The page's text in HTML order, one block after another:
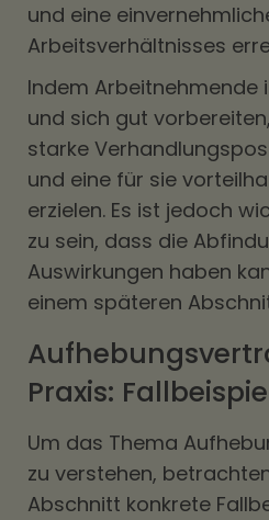
und eine
Arbeitsverhältnisses
Indem Arbeitnehmende
und sich gut
starke
und eine für sie
erzielen. Es ist jedoch
zu sein, dass die
Auswirkungen haben
einem späteren
Praxis:
Um das Thema
zu verstehen,
Abschnitt konkrete